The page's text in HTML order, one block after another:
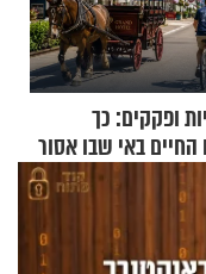
ופקקים: כך
באי שבו אסור
מ-120 שנה